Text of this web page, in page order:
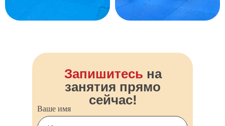
Запишитесь на
занятия прямо
сейчас!
Ваше имя